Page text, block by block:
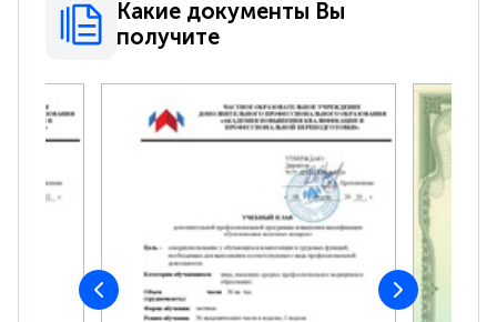
Какие документы Вы
получите